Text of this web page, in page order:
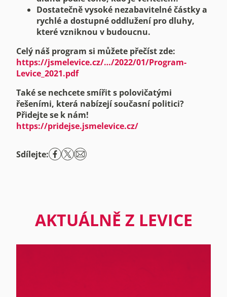
Dostatečně vysoké nezabavitelné částky a
rychlé a dostupné oddlužení pro dluhy,
které vzniknou v budoucnu.
Celý náš program si můžete přečíst zde:
https://jsmelevice.cz/…/2022/01/Program-
Levice_2021.pdf
Také se nechcete smířit s polovičatými
řešeními, která nabízejí současní politici?
Přidejte se k nám!
https://pridejse.jsmelevice.cz/
Sdílejte:
AKTUÁLNĚ Z LEVICE